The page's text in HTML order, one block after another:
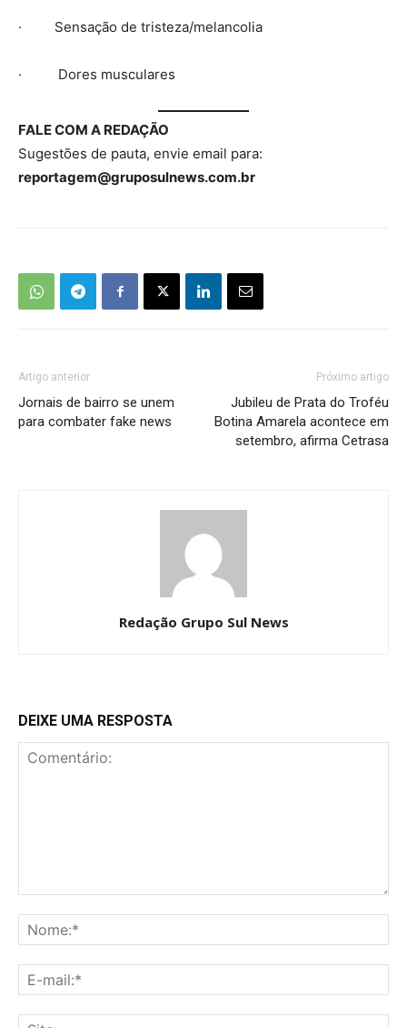
· Sensação de tristeza/melancolia
· Dores musculares
FALE COM A REDAÇÃO
Sugestões de pauta, envie email para:
reportagem@gruposulnews.com.br
Artigo anterior
Jornais de bairro se unem
para combater fake news
Próximo artigo
Jubileu de Prata do Troféu
Botina Amarela acontece em
setembro, afirma Cetrasa
Redação Grupo Sul News
DEIXE UMA RESPOSTA